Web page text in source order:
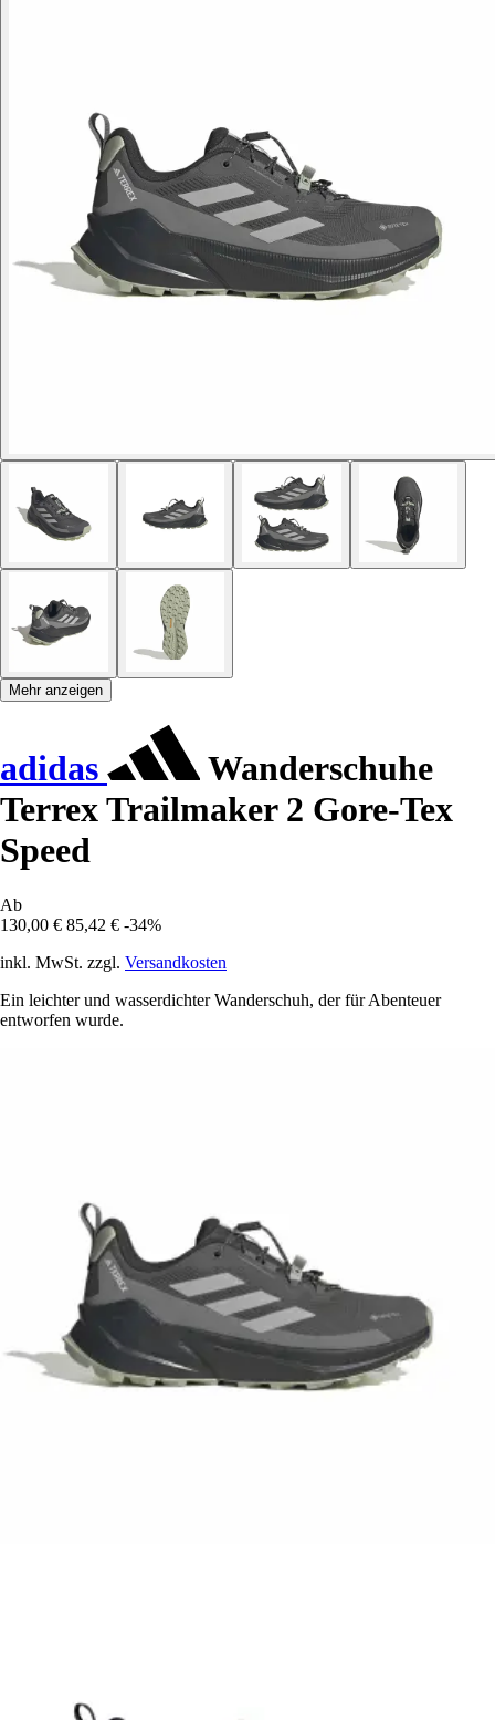
Mehr anzeigen
adidas
Wanderschuhe
Terrex Trailmaker 2 Gore-Tex
Speed
Ab
130,00 € 85,42 € -34%
inkl. MwSt. zzgl. Versandkosten
Ein leichter und wasserdichter Wanderschuh, der für Abenteuer
entworfen wurde.